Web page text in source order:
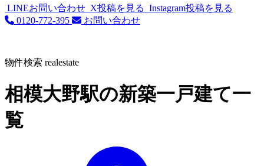
LINEお問い合わせ X投稿を見る Instagram投稿を見る
0120-772-395
お問い合わせ
物件検索 realestate
相模大野駅の新築一戸建て一
覧